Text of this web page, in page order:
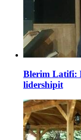
Blerim Latifi:
lidershipit